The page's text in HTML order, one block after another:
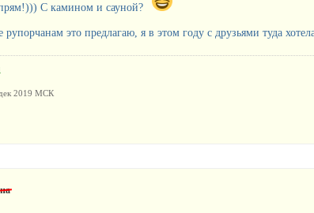
С камином и сауной?
рупорчанам это предлагаю, я в этом году с друзьями туда
2019 МСК